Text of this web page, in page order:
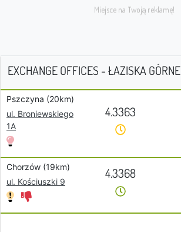
EXCHANGE OFFICES - ŁAZISKA GÓRNE
Pszczyna (20km)
ul. Broniewskiego
1A
4.3363
Chorzów (19km)
ul. Kościuszki 9
4.3368